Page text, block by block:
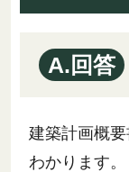
A.回答
建築計画概
わかります。